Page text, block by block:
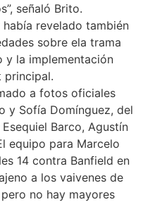
señaló Brito.
había revelado también
sobre ela trama
y la implementación
principal.
a fotos oficiales
y Sofía Domínguez, del
Barco, Agustín
equipo para Marcelo
14 contra Banfield en
a los vaivenes de
no hay mayores